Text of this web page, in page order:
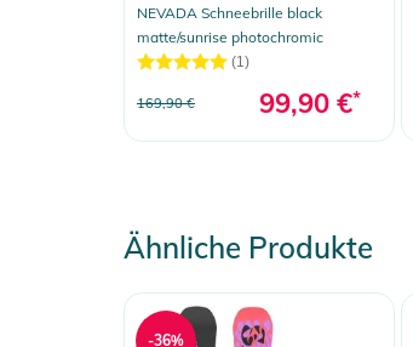
NEVADA Schneebrille black
matte/sunrise photochromic
(1)
169,90 € 99,90 €*
Ähnliche Produkte
-36%